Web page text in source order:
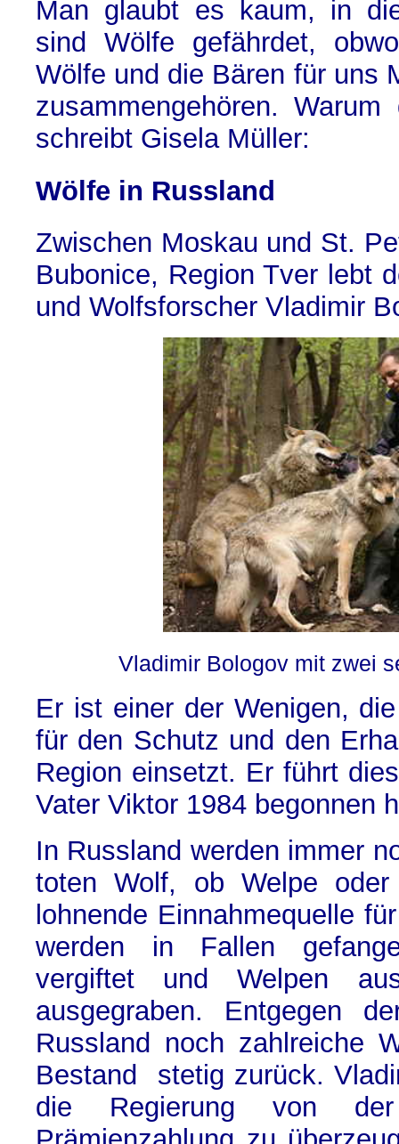
Man glaubt es kaum, in
sind Wölfe gefährdet,
Wölfe und die Bären für uns
zusammengehören.
schreibt Gisela Müller:
Wölfe in Russland
Zwischen Moskau und St.
Bubonice, Region Tver lebt
und Wolfsforscher Vladimir
Vladimir Bologov mit zwei
Er ist einer der Wenigen,
für den Schutz und den
Region einsetzt. Er führt
Vater Viktor 1984 begonnen
In Russland werden immer
toten Wolf, ob Welpe
lohnende Einnahmequelle
werden in Fallen
vergiftet und Welpen
ausgegraben. Entgegen
Russland noch zahlreiche
Bestand stetig zurück.
die Regierung von